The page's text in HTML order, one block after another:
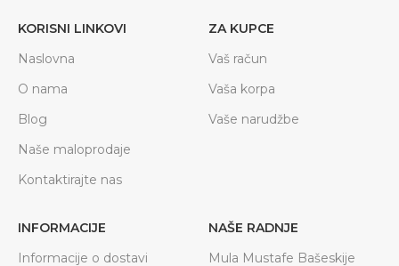
KORISNI LINKOVI
Naslovna
O nama
Blog
Naše maloprodaje
Kontaktirajte nas
ZA KUPCE
Vaš račun
Vaša korpa
Vaše narudžbe
INFORMACIJE
Informacije o dostavi
NAŠE RADNJE
Mula Mustafe Bašeskije